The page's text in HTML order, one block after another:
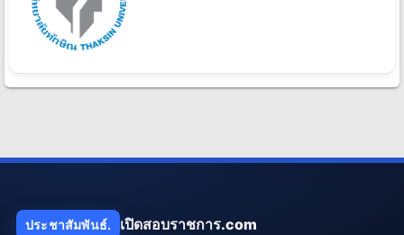
ประชาสัมพันธ์. เปิดสอบราชการ.com